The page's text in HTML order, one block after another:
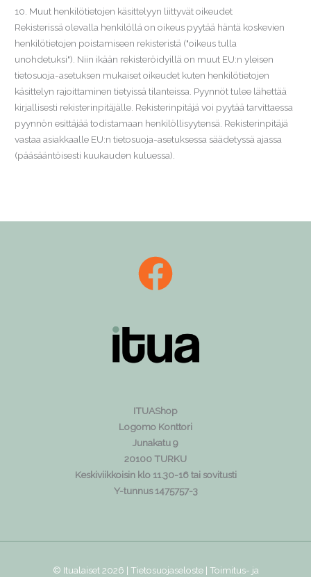
10. Muut henkilötietojen käsittelyyn liittyvät oikeudet
Rekisterissä olevalla henkilöllä on oikeus pyytää häntä koskevien
henkilötietojen poistamiseen rekisteristä ("oikeus tulla
unohdetuksi"). Niin ikään rekisteröidyillä on muut EU:n yleisen
tietosuoja-asetuksen mukaiset oikeudet kuten henkilötietojen
käsittelyn rajoittaminen tietyissä tilanteissa. Pyynnöt tulee lähettää
kirjallisesti rekisterinpitäjälle. Rekisterinpitäjä voi pyytää tarvittaessa
pyynnön esittäjää todistamaan henkilöllisyytensä. Rekisterinpitäjä
vastaa asiakkaalle EU:n tietosuoja-asetuksessa säädetyssä ajassa
(pääsääntöisesti kuukauden kuluessa).
ITUAShop
Logomo Konttori
Junakatu 9
20100 TURKU
Keskiviikkoisin klo 11.30-16 tai sovitusti
Y-tunnus 1475757-3
© Itualaiset 2026 | Tietosuojaseloste| Toimitus- ja